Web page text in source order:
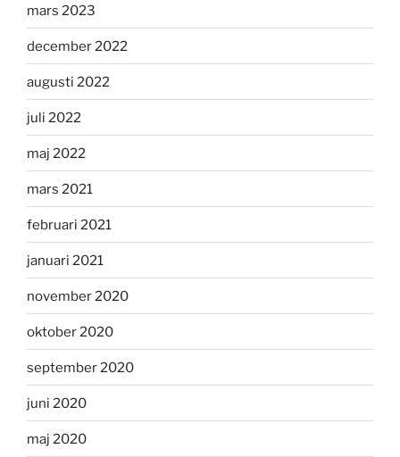
mars 2023
december 2022
augusti 2022
juli 2022
maj 2022
mars 2021
februari 2021
januari 2021
november 2020
oktober 2020
september 2020
juni 2020
maj 2020